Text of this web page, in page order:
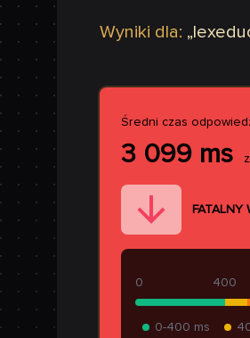
Wyniki dla: „
Średni czas
3 099 ms
FATALNY
400
0
0-400 ms